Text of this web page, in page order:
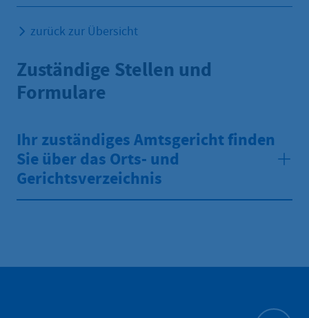
zurück zur Übersicht
Zuständige Stellen und
Formulare
Ihr zuständiges Amtsgericht finden
Sie über das Orts- und
Gerichtsverzeichnis